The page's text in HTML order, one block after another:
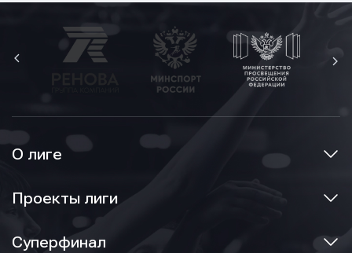
О лиге
Проекты лиги
Суперфинал